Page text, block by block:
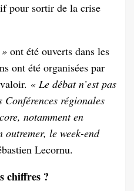
pour sortir de la crise
ont été ouverts dans les
ont été organisées par
« Le débat n’est pas
Conférences régionales
notamment en
le week-end
Lecornu.
chiffres ?